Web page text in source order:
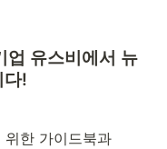
업 유스비에서 뉴
다!
위한 가이드북과